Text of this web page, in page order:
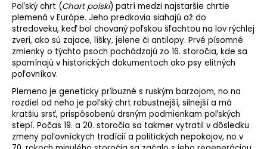
Poľský chrt (Chart polski) patrí medzi najstaršie chrtie
plemená v Európe. Jeho predkovia siahajú až do
stredoveku, keď bol chovaný poľskou šľachtou na lov rýchlej
zveri, ako sú zajace, líšky, jelene či antilopy. Prvé písomné
zmienky o týchto psoch pochádzajú zo 16. storočia, kde sa
spomínajú v historických dokumentoch ako psy elitných
poľovníkov.
Plemeno je geneticky príbuzné s ruským barzojom, no na
rozdiel od neho je poľský chrt robustnejší, silnejší a má
kratšiu srsť, prispôsobenú drsným podmienkam poľských
stepí. Počas 19. a 20. storočia sa takmer vytratil v dôsledku
zmeny poľovníckych tradícií a politických nepokojov, no v